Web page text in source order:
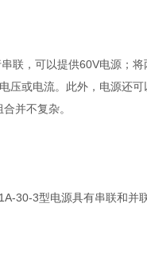
联，可以提供60V电源；将
压或电流。此外，电源还可
并不复杂。
30-3型电源具有串联和并